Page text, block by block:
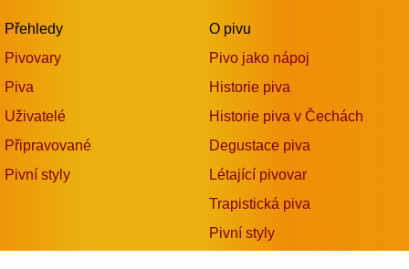
Přehledy
Pivovary
Piva
Uživatelé
Připravované
Pivní styly
O pivu
Pivo jako nápoj
Historie piva
Historie piva v Čechách
Degustace piva
Létající pivovar
Trapistická piva
Pivní styly